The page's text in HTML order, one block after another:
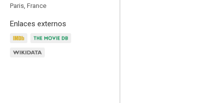
Paris, France
Enlaces externos